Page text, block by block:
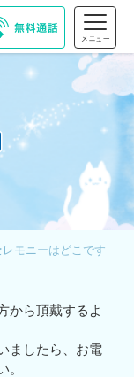
レモニーはどこです
から頂戴するよ
ましたら、お電
。